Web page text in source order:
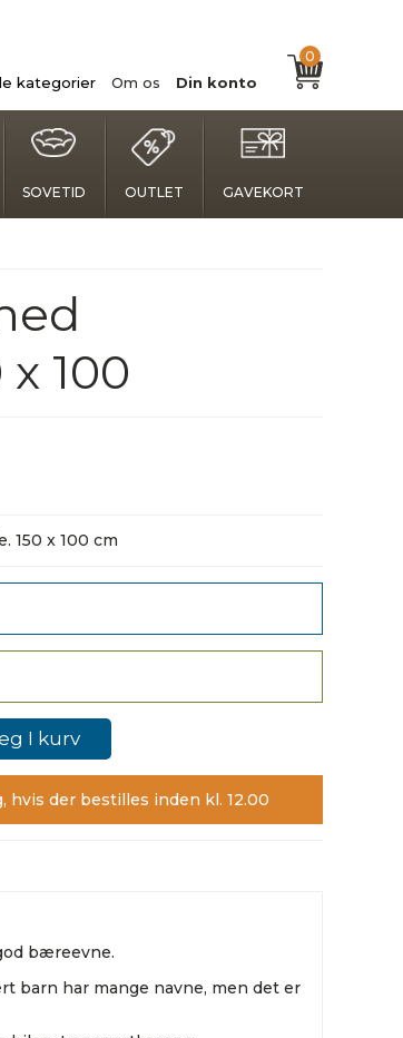
kategorier Om os Din konto
0
SOVETID OUTLET GAVEKORT
100
150 x 100 cm
I kurv
hvis der bestilles inden kl. 12.00
bæreevne.
barn har mange navne, men det er